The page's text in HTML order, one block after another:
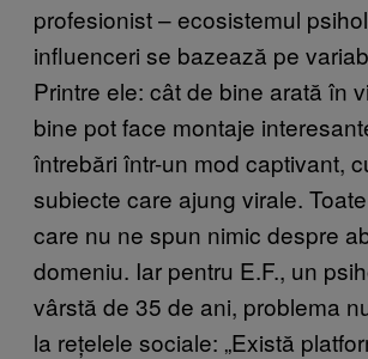
profesionist – ecosistemul
influenceri se bazează pe
Printre ele: cât de bine arată în
bine pot face montaje
întrebări într-un mod captivant,
subiecte care ajung virale.
care nu ne spun nimic despre
domeniu. Iar pentru E.F., un
vârstă de 35 de ani, problema
la rețelele sociale: „Există